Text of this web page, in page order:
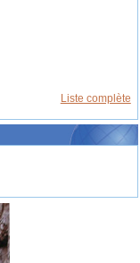
Liste complète